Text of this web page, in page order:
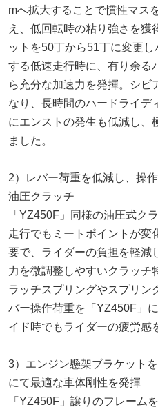
mへ拡大することで慣性マス
え、低回転時の粘り強さを獲
ットを50丁から51丁に変更
する低速走行時に、有り余る
ら充分な加速力を発揮。シビ
なり、長時間のハードライデ
にエンストの発生も低減し、
ました。
2）レバー荷重を低減し、操
油圧クラッチ
「YZ450F」同様の油圧式ク
走行でもミートポイントが変
要で、ライダーの負担を軽減
力を微調整しやすいクラッチ
ラッチスプリングやスプリン
バー操作荷重を「YZ450F」
イド時でもライダーの疲労感
3）エンジン懸架ブラケット
にて最適な車体剛性を発揮
「YZ450F」譲りのフレーム